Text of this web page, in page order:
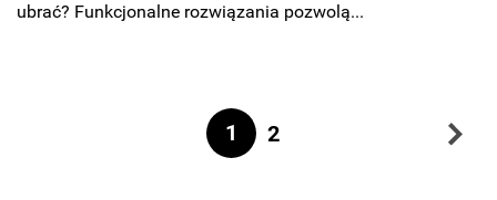
ubrać? Funkcjonalne rozwiązania pozwolą...
1 2